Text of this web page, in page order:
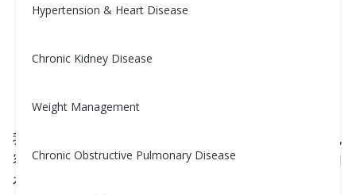
Hypertension & Heart Disease
Chronic Kidney Disease
Weight Management
Chronic Obstructive Pulmonary Disease
说“不”是一种健康的习惯，而不是
一种愧疚的习惯。
August 22, 2025
我们很多人在成长过程中学会了帮助他人、善良和包
容。这些都是美好的价值观，但有时它们会导致我们
在疲惫、感到压力或只想要空间时仍然说“是”。